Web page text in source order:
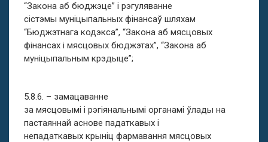
“Закона аб бюджэце” і рэгуляванне
сістэмы муніцыпальных фінансаў шляхам
“Бюджэтнага кодэкса”, “Закона аб мясцовых
фінансах і мясцовых бюджэтах”, “Закона аб
муніцыпальным крэдыце”;
5.8.6. – замацаванне
за мясцовымі і рэгіянальнымі органамі ўлады на
пастаяннай аснове падаткавых і
непадаткавых крыніц фармавання мясцовых